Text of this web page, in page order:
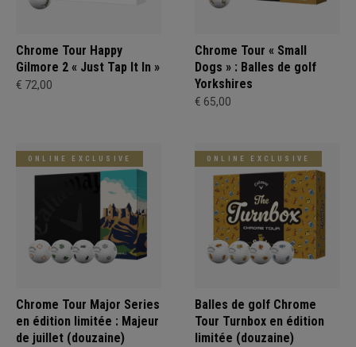
Chrome Tour Happy
Gilmore 2 « Just Tap It In »
€ 72,00
Chrome Tour « Small
Dogs » : Balles de golf
Yorkshires
€ 65,00
ONLINE EXCLUSIVE
Chrome Tour Major Series
en édition limitée : Majeur
de juillet (douzaine)
ONLINE EXCLUSIVE
Balles de golf Chrome
Tour Turnbox en édition
limitée (douzaine)